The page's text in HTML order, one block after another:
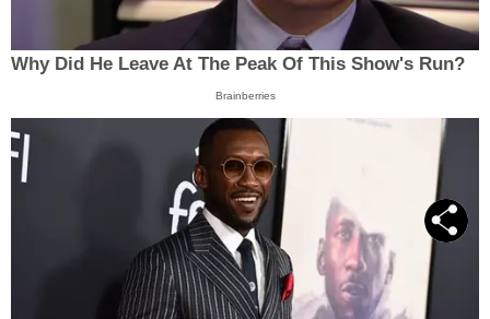
Why Did He Leave At The Peak Of This Show's Run?
Brainberries